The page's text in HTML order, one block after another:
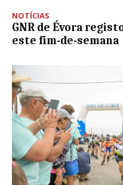
NOTÍCIAS
GNR de Évora
este fim-de-semana